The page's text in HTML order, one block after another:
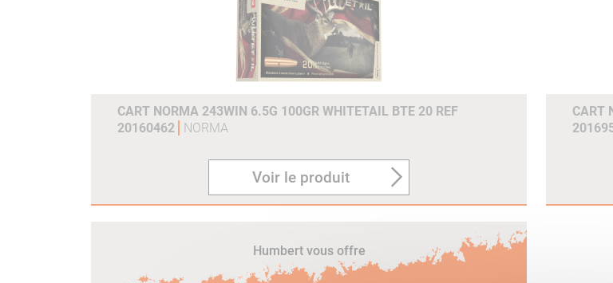
CART NORMA 243WIN 6.5G 100GR WHITETAIL BTE 20 REF
20160462
NORMA
Voir le produit
CART
Humbert vous offre